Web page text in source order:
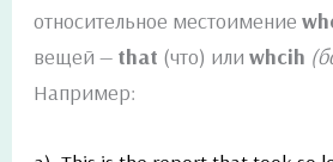
относительное местоимение
вещей — that (что) илиwhcih
Например: